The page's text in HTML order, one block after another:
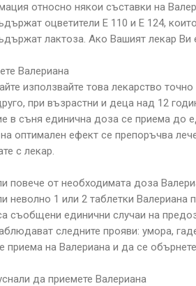
относно някои съставки на
оцветители Е 110 и Е 124,
лактоза. Ако Вашият лекар Ви
Валериана
използвайте това лекарство
при възрастни и деца над 12
в съня единична доза се приема до
на оптимален ефект се препоръчва
с лекар.
повече от необходимата доза
неволно 1 или 2 таблетки
съобщени единични случаи на
следните прояви: умора,
приема на Валериана и да се
да приемете Валериана